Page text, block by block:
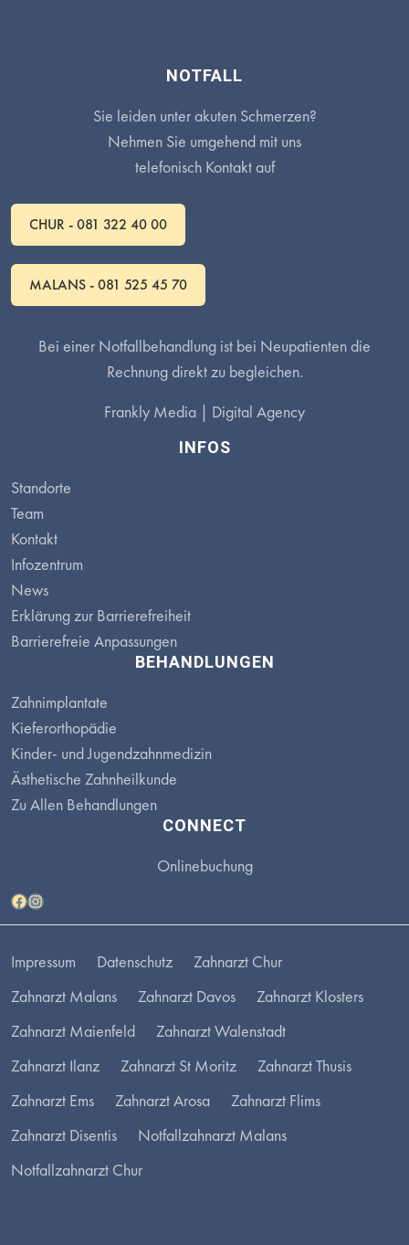
NOTFALL
Sie leiden unter akuten Schmerzen?
Nehmen Sie umgehend mit uns
telefonisch Kontakt auf
CHUR - 081 322 40 00
MALANS - 081 525 45 70
Bei einer Notfallbehandlung ist bei Neupatienten die
Rechnung direkt zu begleichen.
Frankly Media | Digital Agency
INFOS
Standorte
Team
Kontakt
Infozentrum
News
Erklärung zur Barrierefreiheit
Barrierefreie Anpassungen
BEHANDLUNGEN
Zahnimplantate
Kieferorthopädie
Kinder- und Jugendzahnmedizin
Ästhetische Zahnheilkunde
Zu Allen Behandlungen
CONNECT
Onlinebuchung
Facebook
Instagram
Impressum Datenschutz
Zahnarzt Chur
Zahnarzt Malans
Zahnarzt Davos
Zahnarzt Klosters
Zahnarzt Maienfeld
Zahnarzt Walenstadt
Zahnarzt Ilanz
Zahnarzt St Moritz
Zahnarzt Thusis
Zahnarzt Ems
Zahnarzt Arosa
Zahnarzt Flims
Zahnarzt Disentis
Notfallzahnarzt Malans
Notfallzahnarzt Chur